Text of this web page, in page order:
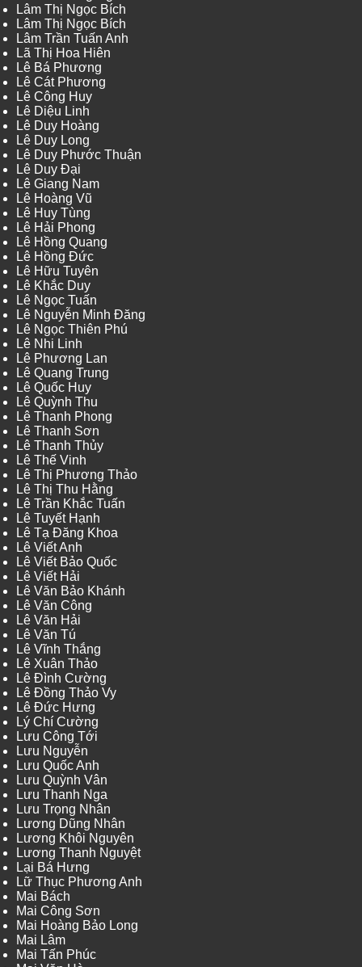
Lâm Thị Ngọc Bích
Lâm Thị Ngọc Bích
Lâm Trần Tuấn Anh
Lã Thị Hoa Hiên
Lê Bá Phương
Lê Cát Phương
Lê Công Huy
Lê Diệu Linh
Lê Duy Hoàng
Lê Duy Long
Lê Duy Phước Thuận
Lê Duy Đại
Lê Giang Nam
Lê Hoàng Vũ
Lê Huy Tùng
Lê Hải Phong
Lê Hồng Quang
Lê Hồng Đức
Lê Hữu Tuyên
Lê Khắc Duy
Lê Ngọc Tuấn
Lê Nguyễn Minh Đăng
Lê Ngọc Thiên Phú
Lê Nhi Linh
Lê Phương Lan
Lê Quang Trung
Lê Quốc Huy
Lê Quỳnh Thu
Lê Thanh Phong
Lê Thanh Sơn
Lê Thanh Thủy
Lê Thế Vinh
Lê Thị Phương Thảo
Lê Thị Thu Hằng
Lê Trần Khắc Tuấn
Lê Tuyết Hạnh
Lê Tạ Đăng Khoa
Lê Viết Anh
Lê Viết Bảo Quốc
Lê Viết Hải
Lê Văn Bảo Khánh
Lê Văn Công
Lê Văn Hải
Lê Văn Tú
Lê Vĩnh Thắng
Lê Xuân Thảo
Lê Đình Cường
Lê Đồng Thảo Vy
Lê Đức Hưng
Lý Chí Cường
Lưu Công Tới
Lưu Nguyễn
Lưu Quốc Anh
Lưu Quỳnh Vân
Lưu Thanh Nga
Lưu Trọng Nhân
Lương Dũng Nhân
Lương Khôi Nguyên
Lương Thanh Nguyệt
Lại Bá Hưng
Lữ Thục Phương Anh
Mai Bách
Mai Công Sơn
Mai Hoàng Bảo Long
Mai Lâm
Mai Tấn Phúc